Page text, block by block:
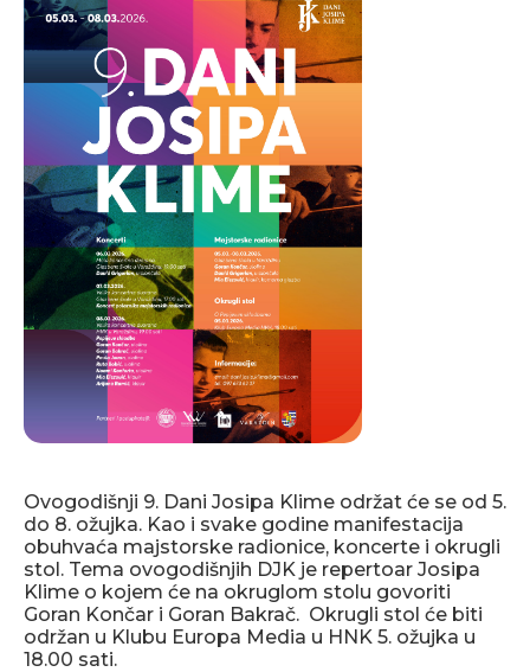
Ovogodišnji 9. Dani Josipa Klime održat će se od 5.
do 8. ožujka. Kao i svake godine manifestacija
obuhvaća majstorske radionice, koncerte i okrugli
stol. Tema ovogodišnjih DJK je repertoar Josipa
Klime o kojem će na okruglom stolu govoriti
Goran Končar i Goran Bakrač. Okrugli stol će biti
održan u Klubu Europa Media u HNK 5. ožujka u
18.00 sati.